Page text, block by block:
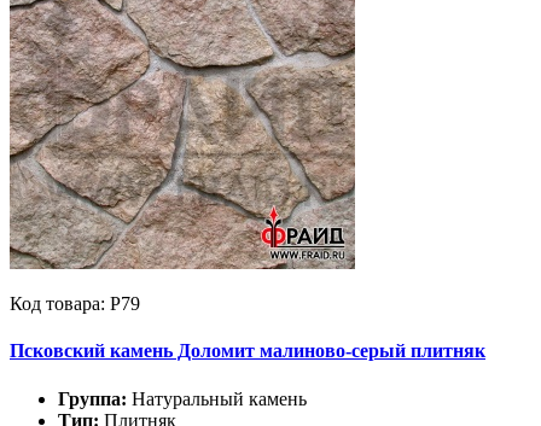
Код товара: Р79
Псковский камень Доломит малиново-серый плитняк
Группа: Натуральный камень
Тип: Плитняк